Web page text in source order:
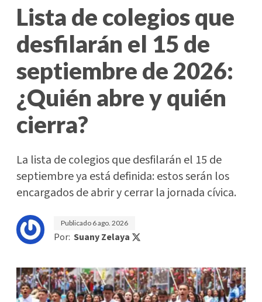
Lista de colegios que
desfilarán el 15 de
septiembre de 2026:
¿Quién abre y quién
cierra?
La lista de colegios que desfilarán el 15 de
septiembre ya está definida: estos serán los
encargados de abrir y cerrar la jornada cívica.
Publicado 6 ago. 2026
Por: Suany Zelaya